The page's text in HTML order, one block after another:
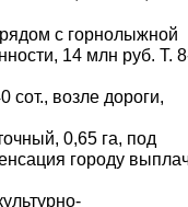
рядом с горнолыжной
14 млн руб. Т.
сот., возле дороги,
0,65 га, под
городу